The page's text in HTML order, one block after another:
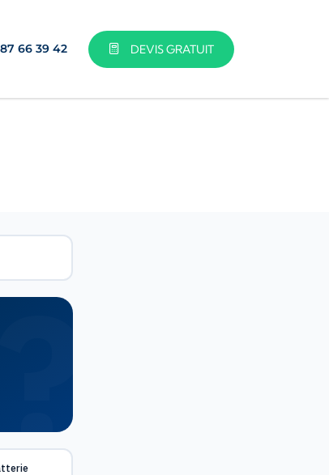
66 39 42 DEVIS GRATUIT